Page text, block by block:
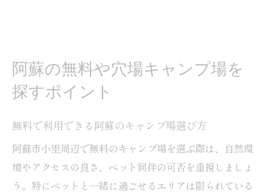
阿蘇の無料や穴場キャンプ場を
探すポイント
無料で利用できる阿蘇のキャンプ場選び方
阿蘇市小里周辺で無料のキャンプ場を選ぶ際は、自然環
境やアクセスの良さ、ペット同伴の可否を重視しましょ
う。特にペットと一緒に過ごせるエリアは限られている